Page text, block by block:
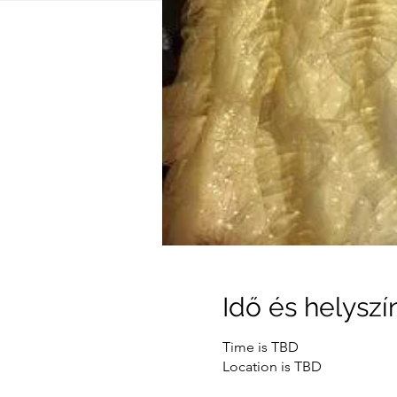
Idő és
Time is TBD
Location is TBD